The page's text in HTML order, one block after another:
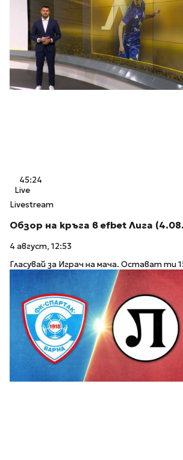
45:24
Live
Livestream
Обзор на кръга в efbet Лига
4 август, 12:53
Гласувай за Играч на мача. Остават ти